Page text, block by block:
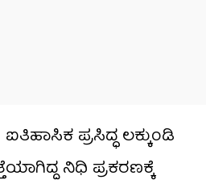
ಪ್ರಸಿದ್ಧ ಲಕ್ಕುಂಡಿ
ನಿಧಿ ಪ್ರಕರಣಕ್ಕೆ